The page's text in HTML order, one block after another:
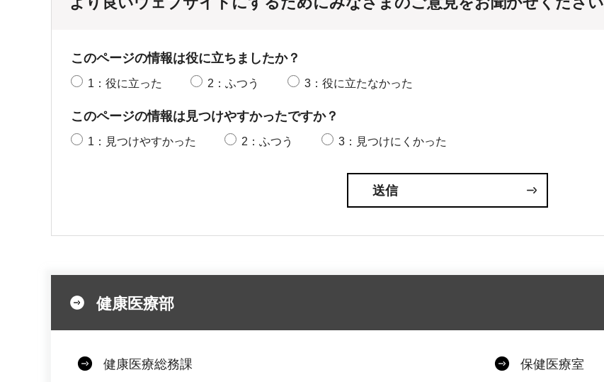
このページの情報は役に立ちましたか？
1：役に立った 2：ふつう 3：役に立たなかった
このページの情報は見つけやすかったですか？
1：見つけやすかった 2：ふつう 3：見つけにくかった
健康医療部
健康医療総務課 保健医療室